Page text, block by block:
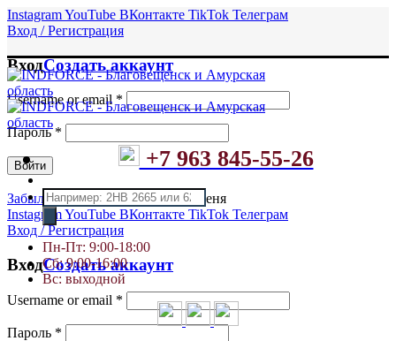
InstagramYouTube ВКонтакте TikTok Телеграм
Вход / Регистрация
ВходСоздать аккаунт
Username or email *
Пароль*
Войти
Забыли пароль?
Запомнить меня
InstagramYouTube ВКонтакте TikTok Телеграм
Вход / Регистрация
ВходСоздать аккаунт
Username or email *
Пароль *
+7 963 845-55-26
Поиск
товаров
Пн-Пт: 9:00-18:00
Сб: 9:00-16:00
Вс: выходной